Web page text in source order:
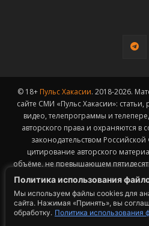
Политика использования
Мы используем файлы cookies для
сайта. Нажимая «Принять», вы
обработку. Политика использования
© 18+ Пульс Хакасии. 2018-2026.
сайте СМИ «Пульс Хакасии»:
видео, телепрограммы и
авторского права и охраняются в
законодательством
цитирование авторского
объёме, не превышающем
публикации с обязательным
страницу заимствования
размещаться в тексте
для индексации поисковыми
50% общего объема материала,